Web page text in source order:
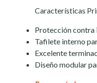
Características
Protección contra
Tafilete interno
Excelente
Diseño modular